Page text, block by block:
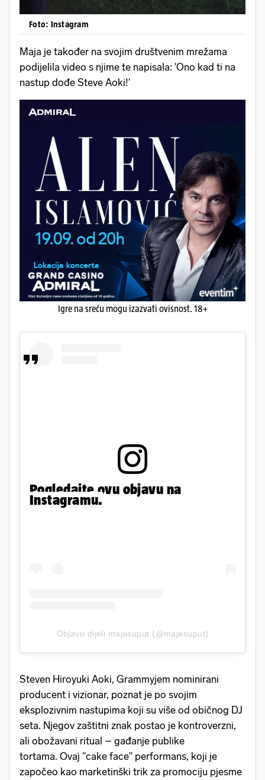
Foto: Instagram
Maja je također na svojim društvenim mrežama
podijelila video s njime te napisala: 'Ono kad ti na
nastup dođe Steve Aoki!'
Igre na sreću mogu izazvati ovisnost. 18+
Pogledajte ovu objavu na
Instagramu.
Objavu dijeli majasuput (@majasuput)
Steven Hiroyuki Aoki, Grammyjem nominirani
producent i vizionar, poznat je po svojim
eksplozivnim nastupima koji su više od običnog DJ
seta. Njegov zaštitni znak postao je kontroverzni,
ali obožavani ritual – gađanje publike
tortama. Ovaj "cake face" performans, koji je
započeo kao marketinški trik za promociju pjesme